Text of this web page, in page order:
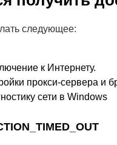
следующее:
к Интернету.
прокси-сервера и
сети в Windows